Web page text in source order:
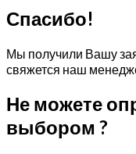
Спасибо!
Мы получили Вашу
свяжется наш
Не можете
выбором ?